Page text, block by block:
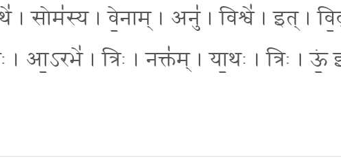
। सोम॑स्य । वे॒नाम् । अनु॑ । विश्वे॑ । इत् ।
आ॒ऽरभे॑ । त्रिः । नक्त॑म् । या॒थः । त्रिः । ऊं॒